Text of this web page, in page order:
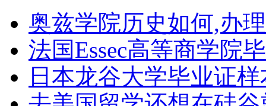
奥兹学院历史如何,办
法国Essec高等商学院
日本龙谷大学毕业证